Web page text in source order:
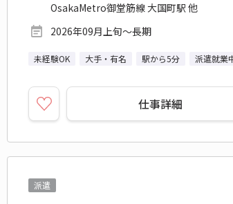
OsakaMetro御堂筋線 大国町駅 他
2026年09月上旬～長期
未経験OK 大手・有名 駅から5分 派遣就業
仕事詳細
派遣